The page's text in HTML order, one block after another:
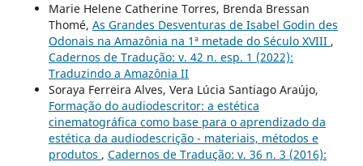
Marie Helene Catherine Torres, Brenda Bressan
Thomé, As Grandes Desventuras de Isabel Godin des
Odonais na Amazônia na 1ª metade do Século XVIII ,
Cadernos de Tradução: v. 42 n. esp. 1 (2022):
Traduzindo a Amazônia II
Soraya Ferreira Alves, Vera Lúcia Santiago Araújo,
Formação do audiodescritor: a estética
cinematográfica como base para o aprendizado da
estética da audiodescrição - materiais, métodos e
produtos , Cadernos de Tradução: v. 36 n. 3 (2016):